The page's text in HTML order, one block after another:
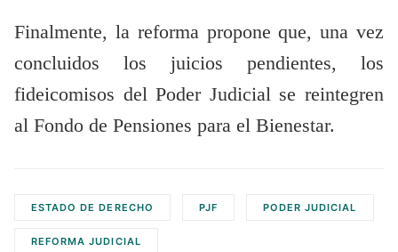
Finalmente, la reforma propone que, una vez
concluidos los juicios pendientes, los
fideicomisos del Poder Judicial se reintegren
al Fondo de Pensiones para el Bienestar.
ESTADO DE DERECHO PJF PODER JUDICIAL
REFORMA JUDICIAL